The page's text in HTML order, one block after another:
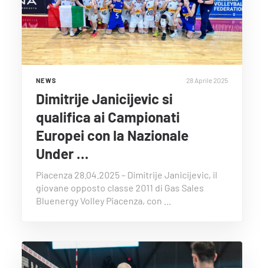
NEWS 28 Aprile 2025
Dimitrije Janicijevic si
qualifica ai Campionati
Europei con la Nazionale
Under …
Piacenza 28.04.2025 – Dimitrije Janicijevic, il
giovane opposto classe 2011 di Gas Sales
Bluenergy Volley Piacenza, con …